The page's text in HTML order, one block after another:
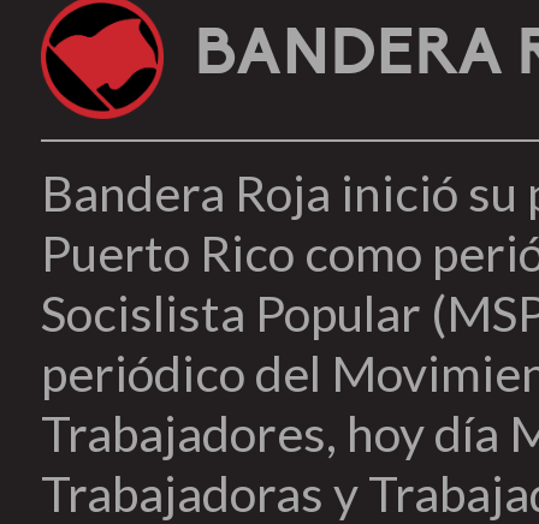
BANDERA
Bandera Roja inició
Puerto Rico como
Socislista Popular
periódico del
Trabajadores, hoy día
Trabajadoras y